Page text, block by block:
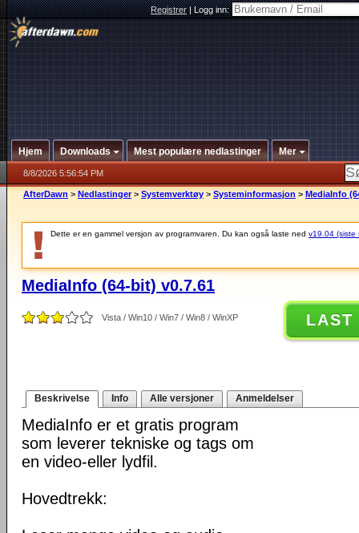
Registrer|Logg inn:
Hjem Downloads Mest populære nedlastinger Mer
8/8/2026 5:56:54 PM
AfterDawn > Nedlastinger > Systemverktøy > Systeminformasjon > MediaInfo
Dette er en gammel versjon av programvaren. Du kan også laste ned v19.04 (siste
MediaInfo (64-bit) v0.7.61
Vista / Win10 / Win7 / Win8 / WinXP LAST
Beskrivelse Info Alle versjoner Anmeldelser
MediaInfo er et gratis program
som leverer tekniske og tags om
en video-eller lydfil.
Hovedtrekk: